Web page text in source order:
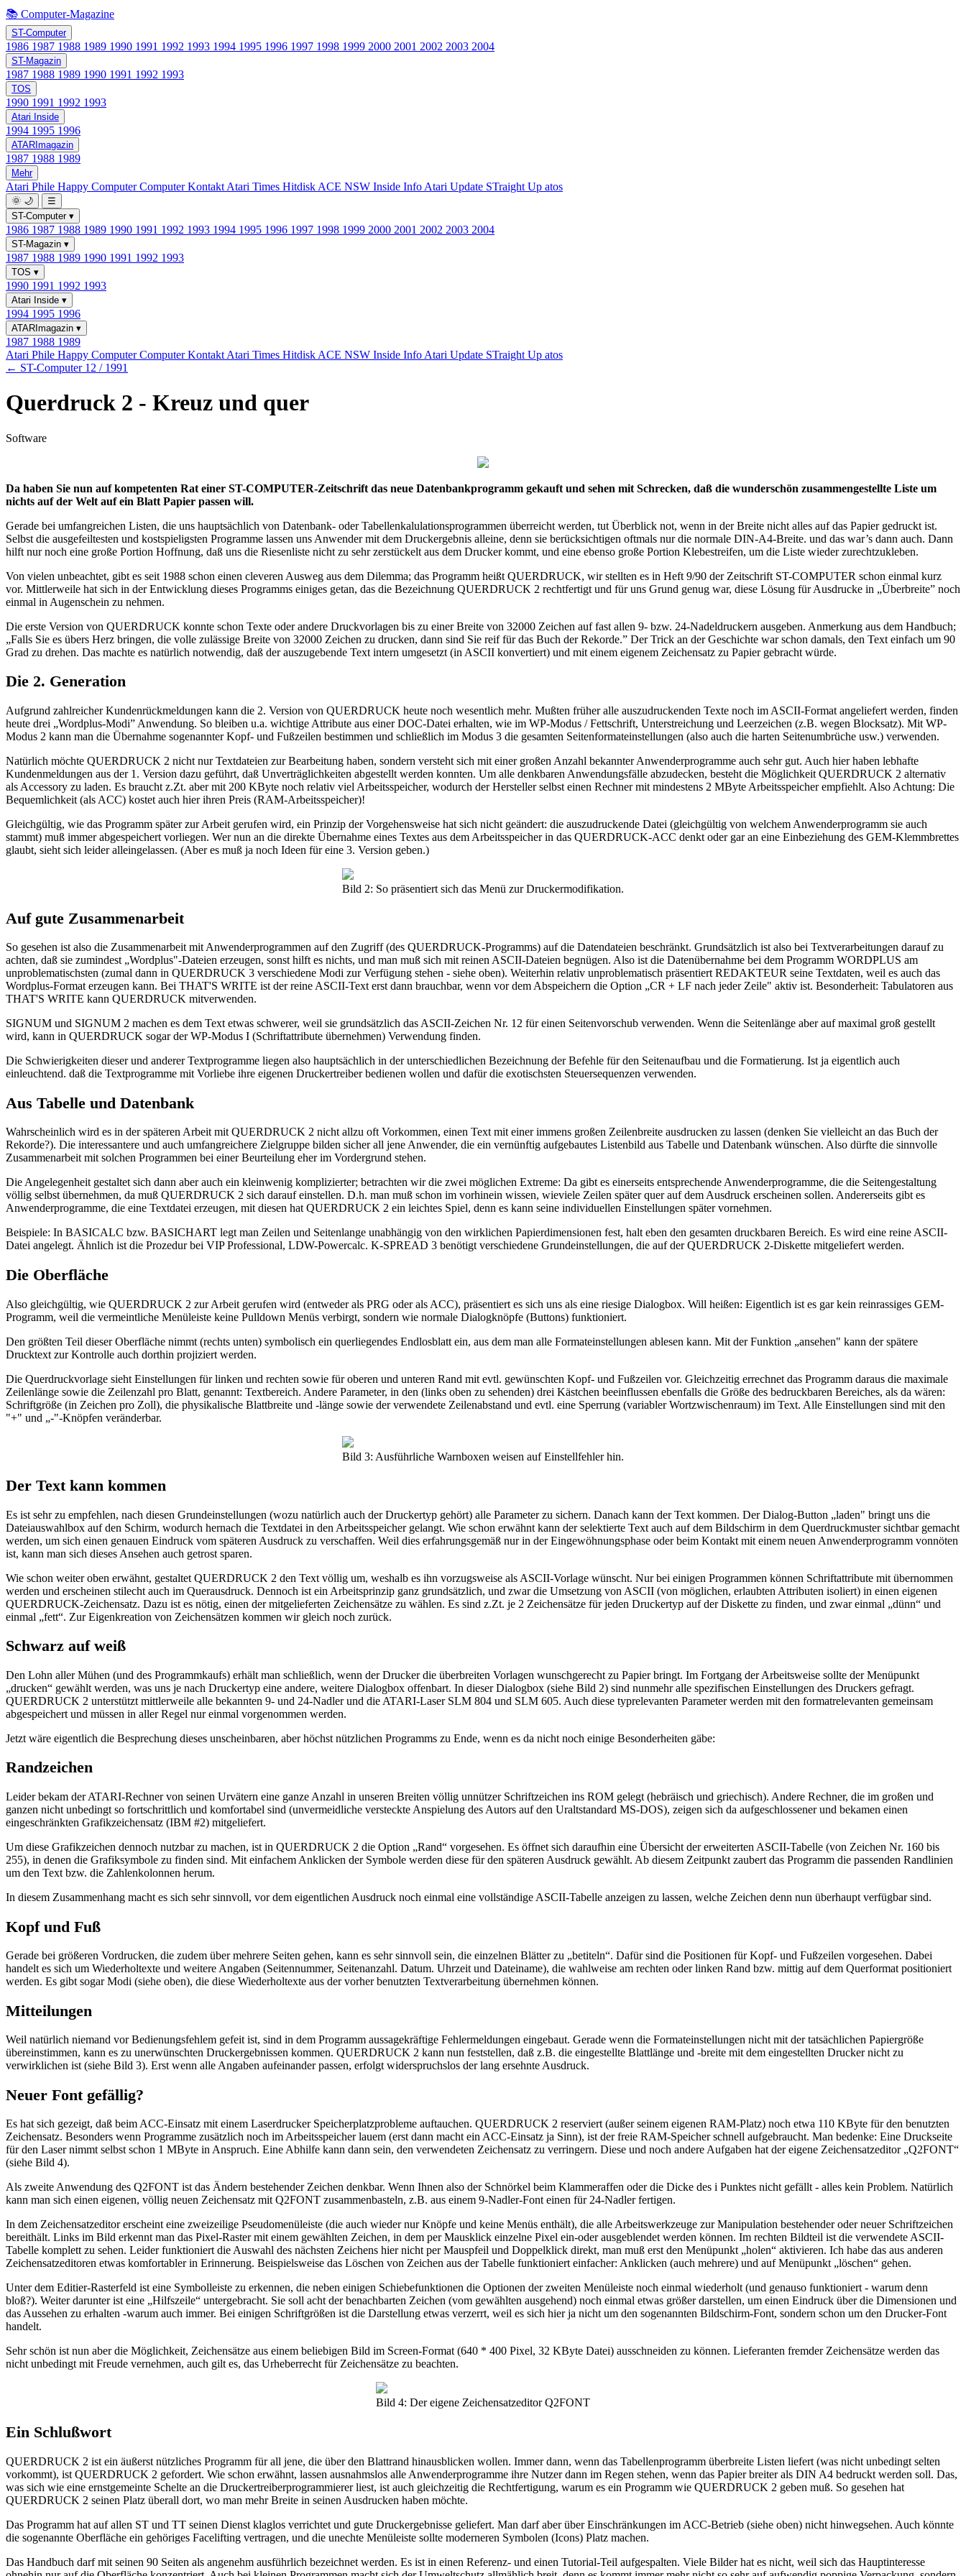
📚 Computer-Magazine
ST-Computer
1986 1987 1988 1989 1990 1991 1992 1993 1994 1995 1996 1997 1998 1999 2000 2001 2002 2003 2004
ST-Magazin
1987 1988 1989 1990 1991 1992 1993
TOS
1990 1991 1992 1993
Atari Inside
1994 1995 1996
ATARImagazin
1987 1988 1989
Mehr
Atari Phile Happy ComputerComputer Kontakt Atari Times Hitdisk ACE NSW Inside Info Atari Update STraight Up atos
🌞 🌙
☰
ST-Computer ▾
1986 1987 1988 1989 1990 1991 1992 1993 1994 1995 1996 1997 1998 1999 2000 2001 2002 2003 2004
ST-Magazin ▾
1987 1988 1989 1990 1991 1992 1993
TOS ▾
1990 1991 1992 1993
Atari Inside ▾
1994 1995 1996
ATARImagazin ▾
1987 1988 1989
Atari Phile Happy ComputerComputer Kontakt Atari Times Hitdisk ACE NSW Inside Info Atari Update STraight Up atos
← ST-Computer 12 / 1991
Querdruck 2 - Kreuz und quer
Software
Da haben Sie nun auf kompetenten Rat einer ST-COMPUTER-Zeitschrift das neue Datenbankprogramm gekauft und sehen mit Schrecken, daß die wunderschön zusammengestellte Liste um
nichts auf der Welt auf ein Blatt Papier passen will.
Gerade bei umfangreichen Listen, die uns hauptsächlich von Datenbank- oder Tabellenkalulationsprogrammen überreicht werden, tut Überblick not, wenn in der Breite nicht alles auf das Papier gedruckt ist.
Selbst die ausgefeiltesten und kostspieligsten Programme lassen uns Anwender mit dem Druckergebnis alleine, denn sie berücksichtigen oftmals nur die normale DIN-A4-Breite. und das war’s dann auch. Dann
hilft nur noch eine große Portion Hoffnung, daß uns die Riesenliste nicht zu sehr zerstückelt aus dem Drucker kommt, und eine ebenso große Portion Klebestreifen, um die Liste wieder zurechtzukleben.
Von vielen unbeachtet, gibt es seit 1988 schon einen cleveren Ausweg aus dem Dilemma; das Programm heißt QUERDRUCK, wir stellten es in Heft 9/90 der Zeitschrift ST-COMPUTER schon einmal kurz
vor. Mittlerweile hat sich in der Entwicklung dieses Programms einiges getan, das die Bezeichnung QUERDRUCK 2 rechtfertigt und für uns Grund genug war, diese Lösung für Ausdrucke in „Überbreite” noch
einmal in Augenschein zu nehmen.
Die erste Version von QUERDRUCK konnte schon Texte oder andere Druckvorlagen bis zu einer Breite von 32000 Zeichen auf fast allen 9- bzw. 24-Nadeldruckern ausgeben. Anmerkung aus dem Handbuch;
„Falls Sie es übers Herz bringen, die volle zulässige Breite von 32000 Zeichen zu drucken, dann sind Sie reif für das Buch der Rekorde.” Der Trick an der Geschichte war schon damals, den Text einfach um 90
Grad zu drehen. Das machte es natürlich notwendig, daß der auszugebende Text intern umgesetzt (in ASCII konvertiert) und mit einem eigenem Zeichensatz zu Papier gebracht würde.
Die 2. Generation
Aufgrund zahlreicher Kundenrückmeldungen kann die 2. Version von QUERDRUCK heute noch wesentlich mehr. Mußten früher alle auszudruckenden Texte noch im ASCII-Format angeliefert werden, finden
heute drei „Wordplus-Modi” Anwendung. So bleiben u.a. wichtige Attribute aus einer DOC-Datei erhalten, wie im WP-Modus / Fettschrift, Unterstreichung und Leerzeichen (z.B. wegen Blocksatz). Mit WP-
Modus 2 kann man die Übernahme sogenannter Kopf- und Fußzeilen bestimmen und schließlich im Modus 3 die gesamten Seitenformateinstellungen (also auch die harten Seitenumbrüche usw.) verwenden.
Natürlich möchte QUERDRUCK 2 nicht nur Textdateien zur Bearbeitung haben, sondern versteht sich mit einer großen Anzahl bekannter Anwenderprogramme auch sehr gut. Auch hier haben lebhafte
Kundenmeldungen aus der 1. Version dazu geführt, daß Unverträglichkeiten abgestellt werden konnten. Um alle denkbaren Anwendungsfälle abzudecken, besteht die Möglichkeit QUERDRUCK 2 alternativ
als Accessory zu laden. Es braucht z.Zt. aber mit 200 KByte noch relativ viel Arbeitsspeicher, wodurch der Hersteller selbst einen Rechner mit mindestens 2 MByte Arbeitsspeicher empfiehlt. Also Achtung: Die
Bequemlichkeit (als ACC) kostet auch hier ihren Preis (RAM-Arbeitsspeicher)!
Gleichgültig, wie das Programm später zur Arbeit gerufen wird, ein Prinzip der Vorgehensweise hat sich nicht geändert: die auszudruckende Datei (gleichgültig von welchem Anwenderprogramm sie auch
stammt) muß immer abgespeichert vorliegen. Wer nun an die direkte Übernahme eines Textes aus dem Arbeitsspeicher in das QUERDRUCK-ACC denkt oder gar an eine Einbeziehung des GEM-Klemmbrettes
glaubt, sieht sich leider alleingelassen. (Aber es muß ja noch Ideen für eine 3. Version geben.)
Bild 2: So präsentiert sich das Menü zur Druckermodifikation.
Auf gute Zusammenarbeit
So gesehen ist also die Zusammenarbeit mit Anwenderprogrammen auf den Zugriff (des QUERDRUCK-Programms) auf die Datendateien beschränkt. Grundsätzlich ist also bei Textverarbeitungen darauf zu
achten, daß sie zumindest „Wordplus"-Dateien erzeugen, sonst hilft es nichts, und man muß sich mit reinen ASCII-Dateien begnügen. Also ist die Datenübernahme bei dem Programm WORDPLUS am
unproblematischsten (zumal dann in QUERDRUCK 3 verschiedene Modi zur Verfügung stehen - siehe oben). Weiterhin relativ unproblematisch präsentiert REDAKTEUR seine Textdaten, weil es auch das
Wordplus-Format erzeugen kann. Bei THAT'S WRITE ist der reine ASCII-Text erst dann brauchbar, wenn vor dem Abspeichern die Option „CR + LF nach jeder Zeile" aktiv ist. Besonderheit: Tabulatoren aus
THAT'S WRITE kann QUERDRUCK mitverwenden.
SIGNUM und SIGNUM 2 machen es dem Text etwas schwerer, weil sie grundsätzlich das ASCII-Zeichen Nr. 12 für einen Seitenvorschub verwenden. Wenn die Seitenlänge aber auf maximal groß gestellt
wird, kann in QUERDRUCK sogar der WP-Modus I (Schriftattribute übernehmen) Verwendung finden.
Die Schwierigkeiten dieser und anderer Textprogramme liegen also hauptsächlich in der unterschiedlichen Bezeichnung der Befehle für den Seitenaufbau und die Formatierung. Ist ja eigentlich auch
einleuchtend. daß die Textprogramme mit Vorliebe ihre eigenen Druckertreiber bedienen wollen und dafür die exotischsten Steuersequenzen verwenden.
Aus Tabelle und Datenbank
Wahrscheinlich wird es in der späteren Arbeit mit QUERDRUCK 2 nicht allzu oft Vorkommen, einen Text mit einer immens großen Zeilenbreite ausdrucken zu lassen (denken Sie vielleicht an das Buch der
Rekorde?). Die interessantere und auch umfangreichere Zielgruppe bilden sicher all jene Anwender, die ein vernünftig aufgebautes Listenbild aus Tabelle und Datenbank wünschen. Also dürfte die sinnvolle
Zusammenarbeit mit solchen Programmen bei einer Beurteilung eher im Vordergrund stehen.
Die Angelegenheit gestaltet sich dann aber auch ein kleinwenig komplizierter; betrachten wir die zwei möglichen Extreme: Da gibt es einerseits entsprechende Anwenderprogramme, die die Seitengestaltung
völlig selbst übernehmen, da muß QUERDRUCK 2 sich darauf einstellen. D.h. man muß schon im vorhinein wissen, wieviele Zeilen später quer auf dem Ausdruck erscheinen sollen. Andererseits gibt es
Anwenderprogramme, die eine Textdatei erzeugen, mit diesen hat QUERDRUCK 2 ein leichtes Spiel, denn es kann seine individuellen Einstellungen später vornehmen.
Beispiele: In BASICALC bzw. BASICHART legt man Zeilen und Seitenlange unabhängig von den wirklichen Papierdimensionen fest, halt eben den gesamten druckbaren Bereich. Es wird eine reine ASCII-
Datei angelegt. Ähnlich ist die Prozedur bei VIP Professional, LDW-Powercalc. K-SPREAD 3 benötigt verschiedene Grundeinstellungen, die auf der QUERDRUCK 2-Diskette mitgeliefert werden.
Die Oberfläche
Also gleichgültig, wie QUERDRUCK 2 zur Arbeit gerufen wird (entweder als PRG oder als ACC), präsentiert es sich uns als eine riesige Dialogbox. Will heißen: Eigentlich ist es gar kein reinrassiges GEM-
Programm, weil die vermeintliche Menüleiste keine Pulldown Menüs verbirgt, sondern wie normale Dialogknöpfe (Buttons) funktioniert.
Den größten Teil dieser Oberfläche nimmt (rechts unten) symbolisch ein querliegendes Endlosblatt ein, aus dem man alle Formateinstellungen ablesen kann. Mit der Funktion „ansehen" kann der spätere
Drucktext zur Kontrolle auch dorthin projiziert werden.
Die Querdruckvorlage sieht Einstellungen für linken und rechten sowie für oberen und unteren Rand mit evtl. gewünschten Kopf- und Fußzeilen vor. Gleichzeitig errechnet das Programm daraus die maximale
Zeilenlänge sowie die Zeilenzahl pro Blatt, genannt: Textbereich. Andere Parameter, in den (links oben zu sehenden) drei Kästchen beeinflussen ebenfalls die Größe des bedruckbaren Bereiches, als da wären:
Schriftgröße (in Zeichen pro Zoll), die physikalische Blattbreite und -länge sowie der verwendete Zeilenabstand und evtl. eine Sperrung (variabler Wortzwischenraum) im Text. Alle Einstellungen sind mit den
"+" und „-"-Knöpfen veränderbar.
Bild 3: Ausführliche Warnboxen weisen auf Einstellfehler hin.
Der Text kann kommen
Es ist sehr zu empfehlen, nach diesen Grundeinstellungen (wozu natürlich auch der Druckertyp gehört) alle Parameter zu sichern. Danach kann der Text kommen. Der Dialog-Button „laden" bringt uns die
Dateiauswahlbox auf den Schirm, wodurch hernach die Textdatei in den Arbeitsspeicher gelangt. Wie schon erwähnt kann der selektierte Text auch auf dem Bildschirm in dem Querdruckmuster sichtbar gemacht
werden, um sich einen genauen Eindruck vom späteren Ausdruck zu verschaffen. Weil dies erfahrungsgemäß nur in der Eingewöhnungsphase oder beim Kontakt mit einem neuen Anwenderprogramm vonnöten
ist, kann man sich dieses Ansehen auch getrost sparen.
Wie schon weiter oben erwähnt, gestaltet QUERDRUCK 2 den Text völlig um, weshalb es ihn vorzugsweise als ASCII-Vorlage wünscht. Nur bei einigen Programmen können Schriftattribute mit übernommen
werden und erscheinen stilecht auch im Querausdruck. Dennoch ist ein Arbeitsprinzip ganz grundsätzlich, und zwar die Umsetzung von ASCII (von möglichen, erlaubten Attributen isoliert) in einen eigenen
QUERDRUCK-Zeichensatz. Dazu ist es nötig, einen der mitgelieferten Zeichensätze zu wählen. Es sind z.Zt. je 2 Zeichensätze für jeden Druckertyp auf der Diskette zu finden, und zwar einmal „dünn“ und
einmal „fett“. Zur Eigenkreation von Zeichensätzen kommen wir gleich noch zurück.
Schwarz auf weiß
Den Lohn aller Mühen (und des Programmkaufs) erhält man schließlich, wenn der Drucker die überbreiten Vorlagen wunschgerecht zu Papier bringt. Im Fortgang der Arbeitsweise sollte der Menüpunkt
„drucken“ gewählt werden, was uns je nach Druckertyp eine andere, weitere Dialogbox offenbart. In dieser Dialogbox (siehe Bild 2) sind nunmehr alle spezifischen Einstellungen des Druckers gefragt.
QUERDRUCK 2 unterstützt mittlerweile alle bekannten 9- und 24-Nadler und die ATARI-Laser SLM 804 und SLM 605. Auch diese typrelevanten Parameter werden mit den formatrelevanten gemeinsam
abgespeichert und müssen in aller Regel nur einmal vorgenommen werden.
Jetzt wäre eigentlich die Besprechung dieses unscheinbaren, aber höchst nützlichen Programms zu Ende, wenn es da nicht noch einige Besonderheiten gäbe:
Randzeichen
Leider bekam der ATARI-Rechner von seinen Urvätern eine ganze Anzahl in unseren Breiten völlig unnützer Schriftzeichen ins ROM gelegt (hebräisch und griechisch). Andere Rechner, die im großen und
ganzen nicht unbedingt so fortschrittlich und komfortabel sind (unvermeidliche versteckte Anspielung des Autors auf den Uraltstandard MS-DOS), zeigen sich da aufgeschlossener und bekamen einen
eingeschränkten Grafikzeichensatz (IBM #2) mitgeliefert.
Um diese Grafikzeichen dennoch nutzbar zu machen, ist in QUERDRUCK 2 die Option „Rand“ vorgesehen. Es öffnet sich daraufhin eine Übersicht der erweiterten ASCII-Tabelle (von Zeichen Nr. 160 bis
255), in denen die Grafiksymbole zu finden sind. Mit einfachem Anklicken der Symbole werden diese für den späteren Ausdruck gewählt. Ab diesem Zeitpunkt zaubert das Programm die passenden Randlinien
um den Text bzw. die Zahlenkolonnen herum.
In diesem Zusammenhang macht es sich sehr sinnvoll, vor dem eigentlichen Ausdruck noch einmal eine vollständige ASCII-Tabelle anzeigen zu lassen, welche Zeichen denn nun überhaupt verfügbar sind.
Kopf und Fuß
Gerade bei größeren Vordrucken, die zudem über mehrere Seiten gehen, kann es sehr sinnvoll sein, die einzelnen Blätter zu „betiteln“. Dafür sind die Positionen für Kopf- und Fußzeilen vorgesehen. Dabei
handelt es sich um Wiederholtexte und weitere Angaben (Seitennummer, Seitenanzahl. Datum. Uhrzeit und Dateiname), die wahlweise am rechten oder linken Rand bzw. mittig auf dem Querformat positioniert
werden. Es gibt sogar Modi (siehe oben), die diese Wiederholtexte aus der vorher benutzten Textverarbeitung übernehmen können.
Mitteilungen
Weil natürlich niemand vor Bedienungsfehlem gefeit ist, sind in dem Programm aussagekräftige Fehlermeldungen eingebaut. Gerade wenn die Formateinstellungen nicht mit der tatsächlichen Papiergröße
übereinstimmen, kann es zu unerwünschten Druckergebnissen kommen. QUERDRUCK 2 kann nun feststellen, daß z.B. die eingestellte Blattlänge und -breite mit dem eingestellten Drucker nicht zu
verwirklichen ist (siehe Bild 3). Erst wenn alle Angaben aufeinander passen, erfolgt widerspruchslos der lang ersehnte Ausdruck.
Neuer Font gefällig?
Es hat sich gezeigt, daß beim ACC-Einsatz mit einem Laserdrucker Speicherplatzprobleme auftauchen. QUERDRUCK 2 reserviert (außer seinem eigenen RAM-Platz) noch etwa 110 KByte für den benutzten
Zeichensatz. Besonders wenn Programme zusätzlich noch im Arbeitsspeicher lauem (erst dann macht ein ACC-Einsatz ja Sinn), ist der freie RAM-Speicher schnell aufgebraucht. Man bedenke: Eine Druckseite
für den Laser nimmt selbst schon 1 MByte in Anspruch. Eine Abhilfe kann dann sein, den verwendeten Zeichensatz zu verringern. Diese und noch andere Aufgaben hat der eigene Zeichensatzeditor „Q2FONT“
(siehe Bild 4).
Als zweite Anwendung des Q2FONT ist das Ändern bestehender Zeichen denkbar. Wenn Ihnen also der Schnörkel beim Klammeraffen oder die Dicke des i Punktes nicht gefällt - alles kein Problem. Natürlich
kann man sich einen eigenen, völlig neuen Zeichensatz mit Q2FONT zusammenbasteln, z.B. aus einem 9-Nadler-Font einen für 24-Nadler fertigen.
In dem Zeichensatzeditor erscheint eine zweizeilige Pseudomenüleiste (die auch wieder nur Knöpfe und keine Menüs enthält), die alle Arbeitswerkzeuge zur Manipulation bestehender oder neuer Schriftzeichen
bereithält. Links im Bild erkennt man das Pixel-Raster mit einem gewählten Zeichen, in dem per Mausklick einzelne Pixel ein-oder ausgeblendet werden können. Im rechten Bildteil ist die verwendete ASCII-
Tabelle komplett zu sehen. Leider funktioniert die Auswahl des nächsten Zeichens hier nicht per Mauspfeil und Doppelklick direkt, man muß erst den Menüpunkt „holen“ aktivieren. Ich habe das aus anderen
Zeichensatzeditoren etwas komfortabler in Erinnerung. Beispielsweise das Löschen von Zeichen aus der Tabelle funktioniert einfacher: Anklicken (auch mehrere) und auf Menüpunkt „löschen“ gehen.
Unter dem Editier-Rasterfeld ist eine Symbolleiste zu erkennen, die neben einigen Schiebefunktionen die Optionen der zweiten Menüleiste noch einmal wiederholt (und genauso funktioniert - warum denn
bloß?). Weiter darunter ist eine „Hilfszeile“ untergebracht. Sie soll acht der benachbarten Zeichen (vom gewählten ausgehend) noch einmal etwas größer darstellen, um einen Eindruck über die Dimensionen und
das Aussehen zu erhalten -warum auch immer. Bei einigen Schriftgrößen ist die Darstellung etwas verzerrt, weil es sich hier ja nicht um den sogenannten Bildschirm-Font, sondern schon um den Drucker-Font
handelt.
Sehr schön ist nun aber die Möglichkeit, Zeichensätze aus einem beliebigen Bild im Screen-Format (640 * 400 Pixel, 32 KByte Datei) ausschneiden zu können. Lieferanten fremder Zeichensätze werden das
nicht unbedingt mit Freude vernehmen, auch gilt es, das Urheberrecht für Zeichensätze zu beachten.
Bild 4: Der eigene Zeichensatzeditor Q2FONT
Ein Schlußwort
QUERDRUCK 2 ist ein äußerst nützliches Programm für all jene, die über den Blattrand hinausblicken wollen. Immer dann, wenn das Tabellenprogramm überbreite Listen liefert (was nicht unbedingt selten
vorkommt), ist QUERDRUCK 2 gefordert. Wie schon erwähnt, lassen ausnahmslos alle Anwenderprogramme ihre Nutzer dann im Regen stehen, wenn das Papier breiter als DIN A4 bedruckt werden soll. Das,
was sich wie eine ernstgemeinte Schelte an die Druckertreiberprogrammierer liest, ist auch gleichzeitig die Rechtfertigung, warum es ein Programm wie QUERDRUCK 2 geben muß. So gesehen hat
QUERDRUCK 2 seinen Platz überall dort, wo man mehr Breite in seinen Ausdrucken haben möchte.
Das Programm hat auf allen ST und TT seinen Dienst klaglos verrichtet und gute Druckergebnisse geliefert. Man darf aber über Einschränkungen im ACC-Betrieb (siehe oben) nicht hinwegsehen. Auch könnte
die sogenannte Oberfläche ein gehöriges Facelifting vertragen, und die unechte Menüleiste sollte moderneren Symbolen (Icons) Platz machen.
Das Handbuch darf mit seinen 90 Seiten als angenehm ausführlich bezeichnet werden. Es ist in einen Referenz- und einen Tutorial-Teil aufgespalten. Viele Bilder hat es nicht, weil sich das Hauptinteresse